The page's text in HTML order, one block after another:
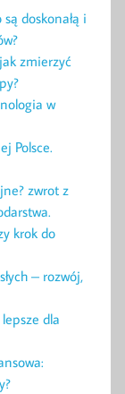
doskonałą i
zmierzyć
w
Polsce.
zwrot z
krok do
– rozwój,
dla